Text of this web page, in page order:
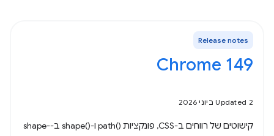
Release notes
Chrome 149
Updated 2 ביוני 2026
קישוטים של רווחים ב-CSS, פונקציות path()‎ ו-shape()‎ ב-shape-